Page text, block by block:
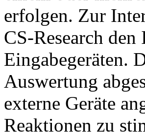
erfolgen. Zur
CS-Research
Eingabegeräten.
Auswertung
externe Geräte
Reaktionen zu